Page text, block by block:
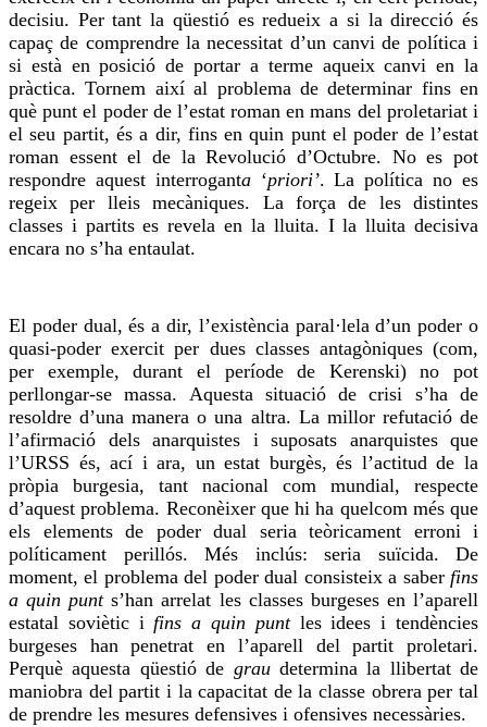
decisiu. Per tant la qüestió es redueix a si la direcció és
capaç de comprendre la necessitat d’un canvi de política i
si està en posició de portar a terme aqueix canvi en la
pràctica. Tornem així al problema de determinar fins en
què punt el poder de l’estat roman en mans del proletariat i
el seu partit, és a dir, fins en quin punt el poder de l’estat
roman essent el de la Revolució d’Octubre. No es pot
respondre aquest interroganta ‘priori’. La política no es
regeix per lleis mecàniques. La força de les distintes
classes i partits es revela en la lluita. I la lluita decisiva
encara no s’ha entaulat.
El poder dual, és a dir, l’existència paral·lela d’un poder o
quasi-poder exercit per dues classes antagòniques (com,
per exemple, durant el període de Kerenski) no pot
perllongar-se massa. Aquesta situació de crisi s’ha de
resoldre d’una manera o una altra. La millor refutació de
l’afirmació dels anarquistes i suposats anarquistes que
l’URSS és, ací i ara, un estat burgès, és l’actitud de la
pròpia burgesia, tant nacional com mundial, respecte
d’aquest problema. Reconèixer que hi ha quelcom més que
els elements de poder dual seria teòricament erroni i
políticament perillós. Més inclús: seria suïcida. De
moment, el problema del poder dual consisteix a saber fins
a quin punts’han arrelat les classes burgeses en l’aparell
estatal soviètic i fins a quin punt les idees i tendències
burgeses han penetrat en l’aparell del partit proletari.
Perquè aquesta qüestió de graudetermina la llibertat de
maniobra del partit i la capacitat de la classe obrera per tal
de prendre les mesures defensives i ofensives necessàries.